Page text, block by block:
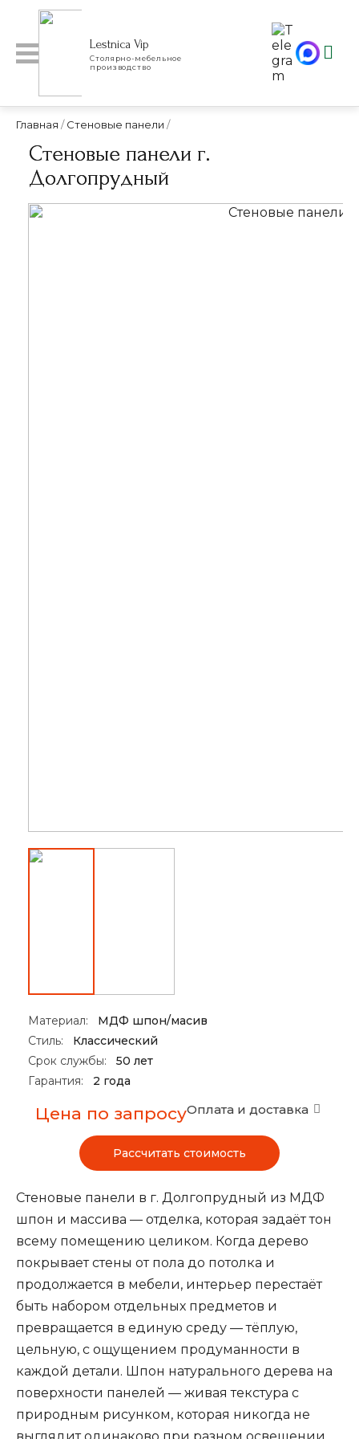
Lestnica Vip
Столярно-мебельное
производство
Главная / Стеновые панели /
Стеновые панели г.
Долгопрудный
Материал:
МДФ шпон/масив
Стиль:
Классический
Срок службы:
50 лет
Гарантия:
2 года
Цена по запросуОплата и доставка
Рассчитать стоимость
Стеновые панели в г. Долгопрудный из МДФ
шпон и массива — отделка, которая задаёт тон
всему помещению целиком. Когда дерево
покрывает стены от пола до потолка и
продолжается в мебели, интерьер перестаёт
быть набором отдельных предметов и
превращается в единую среду — тёплую,
цельную, с ощущением продуманности в
каждой детали. Шпон натурального дерева на
поверхности панелей — живая текстура с
природным рисунком, которая никогда не